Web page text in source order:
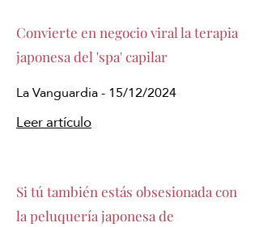
Convierte en negocio viral la terapia
japonesa del 'spa' capilar
La Vanguardia - 15/12/2024
Leer artículo
Si tú también estás obsesionada con
la peluquería japonesa de